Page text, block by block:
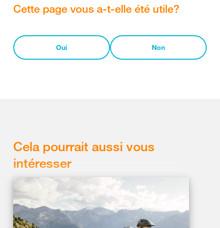
Cette page vous a-t-elle été utile?
Oui Non
Cela pourrait aussi vous
intéresser